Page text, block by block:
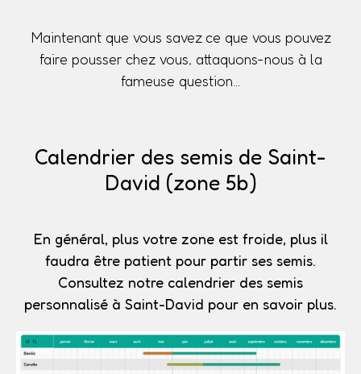
Maintenant que vous savez ce que vous pouvez
faire pousser chez vous, attaquons-nous à la
fameuse question...
Calendrier des semis de Saint-
David (zone 5b)
En général, plus votre zone est froide, plus il
faudra être patient pour partir ses semis.
Consultez notre calendrier des semis
personnalisé à Saint-David pour en savoir plus.